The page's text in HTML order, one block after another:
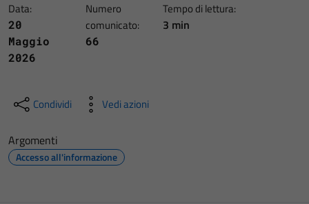
Data:
20
Maggio
2026
Numero
comunicato:
66
Tempo di lettura:
3 min
Condividi Vedi azioni
Argomenti
Accesso all'informazione